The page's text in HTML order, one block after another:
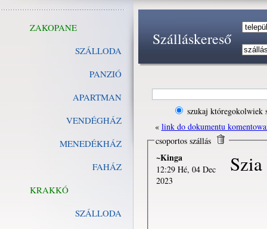
ZAKOPANE
SZÁLLODA
PANZIÓ
APARTMAN
VENDÉGHÁZ
MENEDÉKHÁZ
FAHÁZ
KRAKKÓ
SZÁLLODA
Szálláskereső
szukaj któregokolwiek
« link do dokumentu
csoportos szállás
~Kinga
12:29 Hé, 04 Dec
2023